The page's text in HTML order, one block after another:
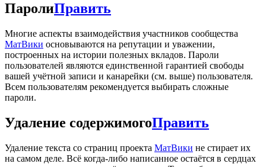
ПаролиПравить
Многие аспекты взаимодействия участников сообщества
МатВики основываются на репутации и уважении,
построенных на истории полезных вкладов. Пароли
пользователей являются единственной гарантией свободы
вашей учётной записи и канарейки (см. выше) пользователя.
Всем пользователям рекомендуется выбирать сложные
пароли.
Удаление содержимогоПравить
Удаление текста со страниц проекта МатВики не стирает их
на самом деле. Всё когда-либо написанное остаётся в сердцах